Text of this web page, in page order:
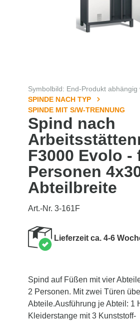
Symbolbild: End-Produkt abhängig
SPINDE NACH TYP
SPINDE MIT S/W-TRENNUNG
Spind nach
F3000 Evolo -
Personen
Abteilbreite
Art.-Nr. 3-161F
Lieferzeit ca. 4-6
Spind auf Füßen mit vier
2 Personen. Mit zwei Türen
Abteile.Ausführung je Abteil: 1
Kleiderstange mit 3 Kunststoff-